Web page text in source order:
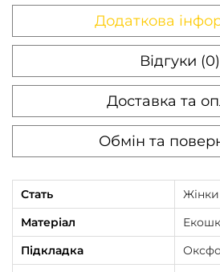
Додаткова
Відгуки (0)
Доставка та
Обмін та
Стать
Жінки
Матеріал
Підкладка